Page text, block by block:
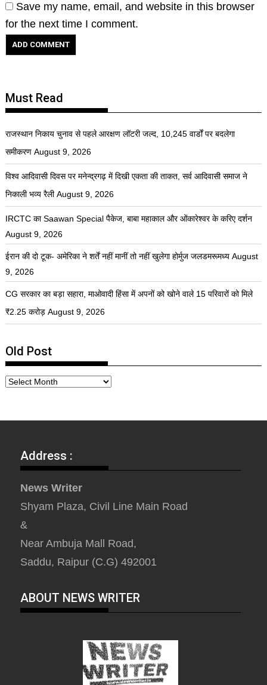
Save my name, email, and website in this browser
for the next time I comment.
Must Read
राजस्थान निकाय चुनाव से पहले आरक्षण लॉटरी जल्द, 10,245 वार्डों पर बदलेगा
समीकरण August 9, 2026
विश्व आदिवासी दिवस पर मनेन्द्रगढ़ में दिखी एकता की ताकत, सर्व आदिवासी समाज ने
निकाली भव्य रैली August 9, 2026
IRCTC का Saawan Special पैकेज, बाबा महाकाल और ओंकारेश्वर के करिए दर्शन
August 9, 2026
ईरान की दो टूक- अमेरिका ने शर्तें नहीं मानीं तो नहीं खुलेगा होर्मुज जलडमरूमध्य August
9, 2026
CG सरकार का बड़ा सहारा, माओवादी हिंसा में अपनों को खोने वाले 15 परिवारों को मिले
₹2.25 करोड़ August 9, 2026
Old Post
Address :
News Writer
Shyam Plaza, Civil Line Main Road
&
Near Ambuja Mall Road,
Saddu, Raipur (C.G) 492001
ABOUT NEWS WRITER